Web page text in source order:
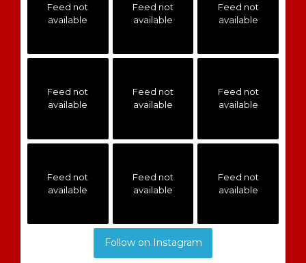
Feed not
available
Feed not
available
Feed not
available
Feed not
available
Feed not
available
Feed not
available
Feed not
available
Feed not
available
Feed not
available
Follow on Instagram